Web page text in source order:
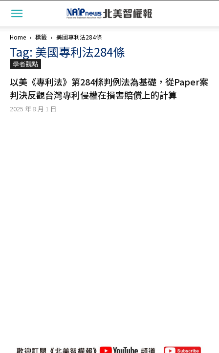
Home 標籤 美國專利法284條
Tag: 美國專利法284條
學者觀點
以美《專利法》第284條判例法為基礎，從Paper案
判決反觀台灣專利侵權在損害賠償上的計算
2025 年 8 月 1 日